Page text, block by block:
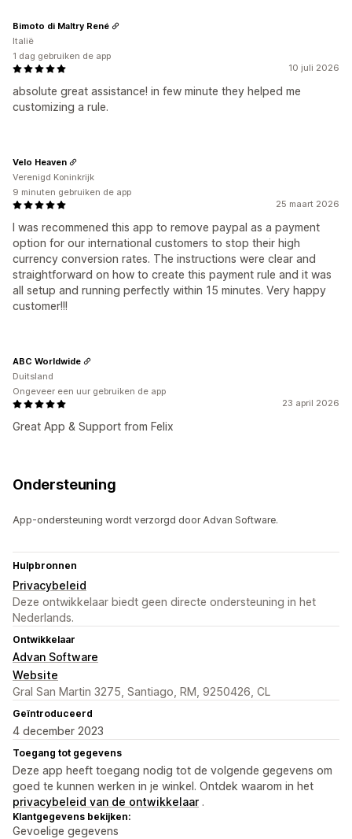
10 juli 2026
absolute great assistance! in few minute they helped me
customizing a rule.
Bimoto di Maltry René
Italië
1 dag gebruiken de app
25 maart 2026
I was recommened this app to remove paypal as a payment
option for our international customers to stop their high
currency conversion rates. The instructions were clear and
straightforward on how to create this payment rule and it was
all setup and running perfectly within 15 minutes. Very happy
customer!!!
Velo Heaven
Verenigd Koninkrijk
9 minuten gebruiken de app
23 april 2026
Great App & Support from Felix
ABC Worldwide
Duitsland
Ongeveer een uur gebruiken de app
Ondersteuning
App-ondersteuning wordt verzorgd door Advan Software.
Hulpbronnen
Privacybeleid
Deze ontwikkelaar biedt geen directe ondersteuning in het
Nederlands.
Ontwikkelaar
Advan Software
Website
Gral San Martin 3275, Santiago, RM, 9250426, CL
Geïntroduceerd
4 december 2023
Toegang tot gegevens
Deze app heeft toegang nodig tot de volgende gegevens om
goed te kunnen werken in je winkel. Ontdek waarom in het
privacybeleid van de ontwikkelaar .
Klantgegevens bekijken:
Gevoelige gegevens